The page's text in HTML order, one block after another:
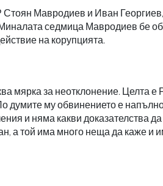
Мавродиев и Иван Георгиев,
седмица Мавродиев бе
на корупцията.
мярка за неотклонение. Целта е
думите му обвинението е
и няма какви доказателства
а той има много неща да каже и